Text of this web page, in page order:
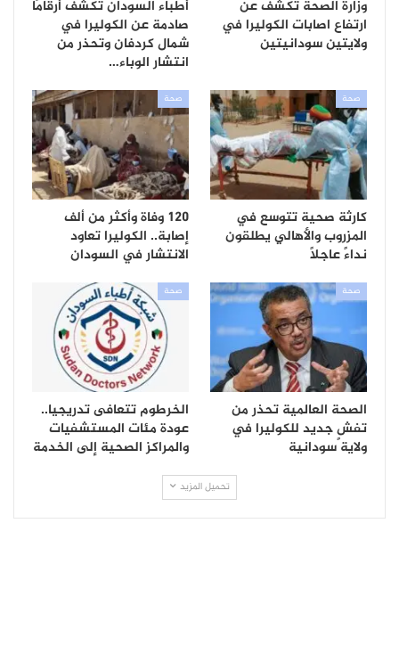
وزارة الصحة تكشف عن
ارتفاع اصابات الكوليرا في
ولايتين سودانيتين
أطباء السودان تكشف أرقامًا
صادمة عن الكوليرا في
شمال كردفان وتحذر من
انتشار الوباء…
صحة
كارثة صحية تتوسع في
المزروب والأهالي يطلقون
نداءً عاجلًا
صحة
120 وفاة وأكثر من ألف
إصابة.. الكوليرا تعاود
الانتشار في السودان
صحة
الصحة العالمية تحذر من
تفشٍ جديد للكوليرا في
ولاية سودانية
صحة
الخرطوم تتعافى تدريجيا..
عودة مئات المستشفيات
والمراكز الصحية إلى الخدمة
تحميل المزيد